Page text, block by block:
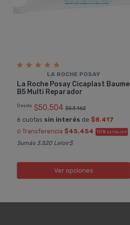
LA ROCHE POSAY
La Roche Posay Cicaplast Baume
B5 Multi Reparador
Desde $50.504 $53.162
6 cuotas sin interés de $8.417
ó Transferencia $45.454 10% EXTRA OFF
Sumás 3.520 Leloir$
Ver opciones